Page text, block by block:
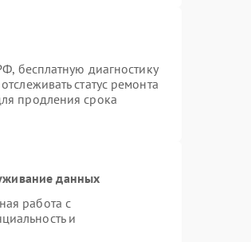
бесплатную диагностику
статус ремонта
продления срока
данных
работа с
и